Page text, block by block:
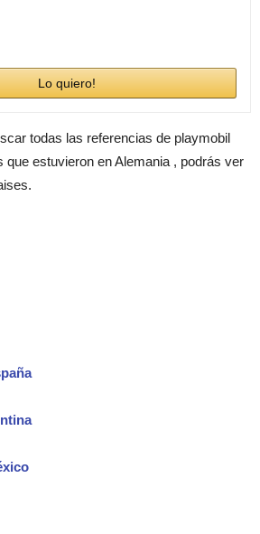
Lo quiero!
todas las referencias de playmobil
que estuvieron en Alemania , podrás ver